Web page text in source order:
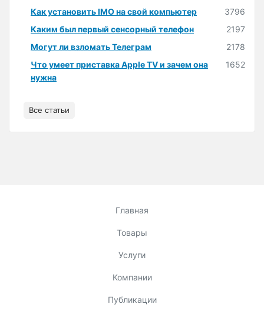
Как установить IMO на свой компьютер
3796
Каким был первый сенсорный телефон
2197
Могут ли взломать Телеграм
2178
Что умеет приставка Apple TV и зачем она
нужна
1652
Все статьи
Главная
Товары
Услуги
Компании
Публикации